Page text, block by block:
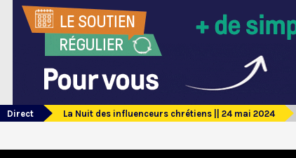
Direct La Nuit des influenceurs chrétiens || 24 mai 2024